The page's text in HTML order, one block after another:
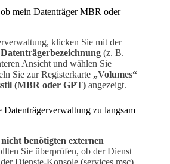
mein Datenträger MBR oder
klicken Sie mit der
Datenträgerbezeichnung (z. B.
Ansicht und wählen Sie
Sie zur Registerkarte „Volumes“
(MBR oder GPT) angezeigt.
zu langsam
nicht benötigten externen
Sie überprüfen, ob der Dienst
Dienste-Konsole (services.msc)